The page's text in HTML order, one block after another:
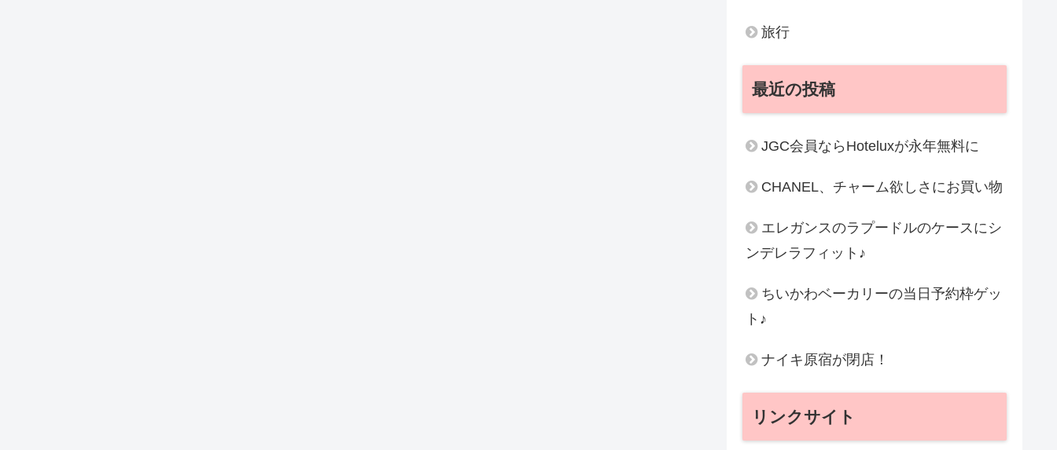
旅行
最近の投稿
JGC会員ならHoteluxが永年無料に
CHANEL、チャーム欲しさにお買い物
エレガンスのラプードルのケースにシ
ンデレラフィット♪
ちいかわベーカリーの当日予約枠ゲッ
ト♪
ナイキ原宿が閉店！
リンクサイト